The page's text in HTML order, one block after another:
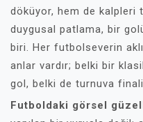
döküyor, hem de
duygusal patlama, bir
biri. Her futbolseverin
anlar vardır; belki bir
gol, belki de turnuva
Futboldaki görsel